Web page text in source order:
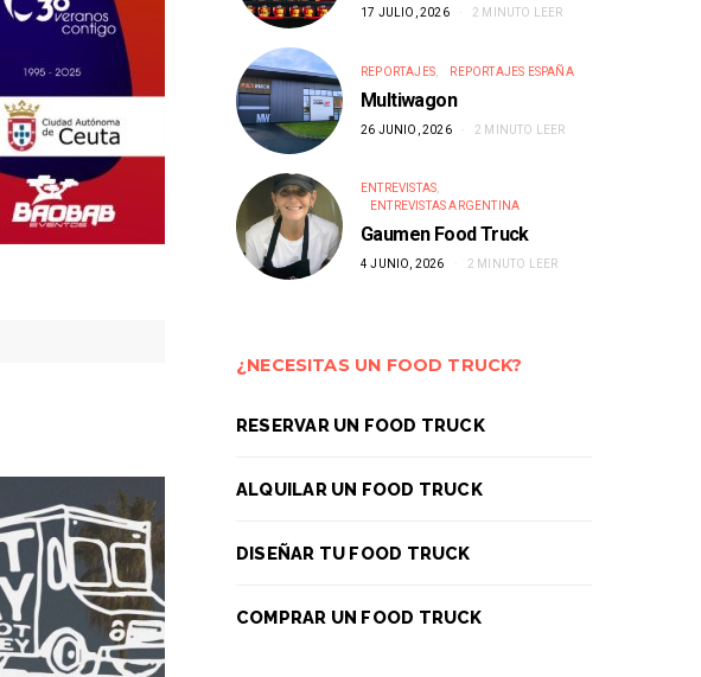
17 JULIO, 2026 2 MINUTO LEER
REPORTAJES REPORTAJES ESPAÑA
Multiwagon
26 JUNIO, 2026 2 MINUTO LEER
ENTREVISTAS
ENTREVISTAS ARGENTINA
Gaumen Food Truck
4 JUNIO, 2026 2 MINUTO LEER
¿NECESITAS UN FOOD TRUCK?
RESERVAR UN FOOD TRUCK
ALQUILAR UN FOOD TRUCK
DISEÑAR TU FOOD TRUCK
COMPRAR UN FOOD TRUCK